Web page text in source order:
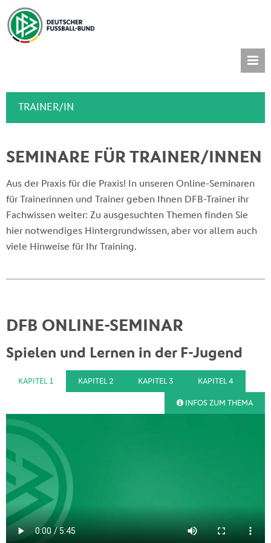
TRAINER/IN
SEMINARE FÜR TRAINER/INNEN
Aus der Praxis für die Praxis! In unseren Online-Seminaren
für Trainerinnen und Trainer geben Ihnen DFB-Trainer ihr
Fachwissen weiter: Zu ausgesuchten Themen finden Sie
hier notwendiges Hintergrundwissen, aber vor allem auch
viele Hinweise für Ihr Training.
DFB ONLINE-SEMINAR
Spielen und Lernen in der F-Jugend
KAPITEL 1 KAPITEL 2 KAPITEL 3 KAPITEL 4
INFOS ZUM THEMA